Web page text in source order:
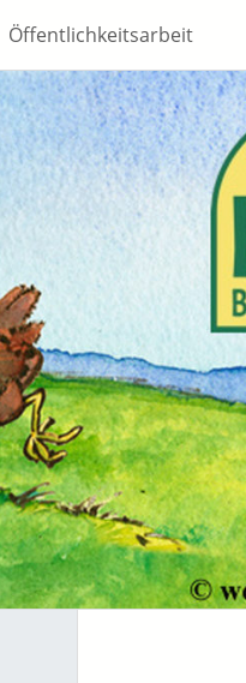
Öffentlichkeitsarbeit